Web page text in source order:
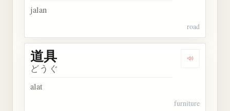
jalan
road
Dengarkan
道具
どうぐ
alat
furniture